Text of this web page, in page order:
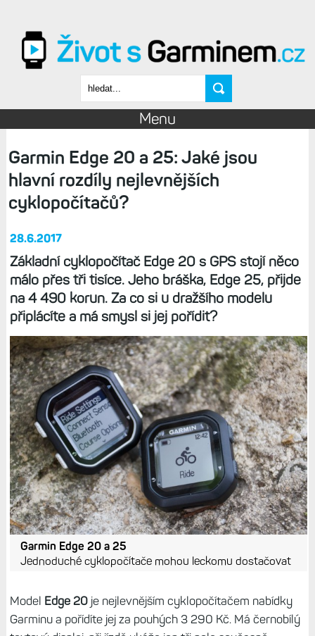
Vyhledávání
Menu
Garmin Edge 20 a 25: Jaké jsou
hlavní rozdíly nejlevnějších
cyklopočítačů?
28.6.2017
Základní cyklopočítač Edge 20 s GPS stojí něco
málo přes tři tisíce. Jeho bráška, Edge 25, přijde
na 4 490 korun. Za co si u dražšího modelu
připlácíte a má smysl si jej pořídit?
Garmin Edge 20 a 25
Jednoduché cyklopočítače mohou leckomu dostačovat
Model Edge 20je nejlevnějším cyklopočítačem nabídky
Garminu a pořídíte jej za pouhých 3 290 Kč. Má černobílý